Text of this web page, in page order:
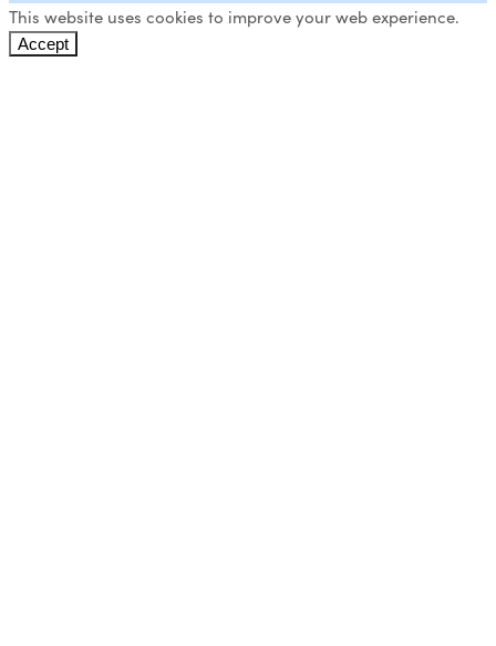
This website uses cookies to improve your web experience.
Accept